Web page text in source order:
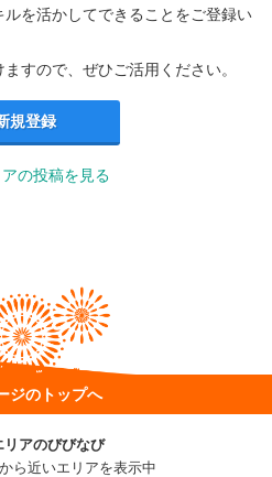
を活かしてできることをご登録い
すので、ぜひご活用ください。
規登録
の投稿を見る
ジのトップへ
リアのびびなび
ら近いエリアを表示中